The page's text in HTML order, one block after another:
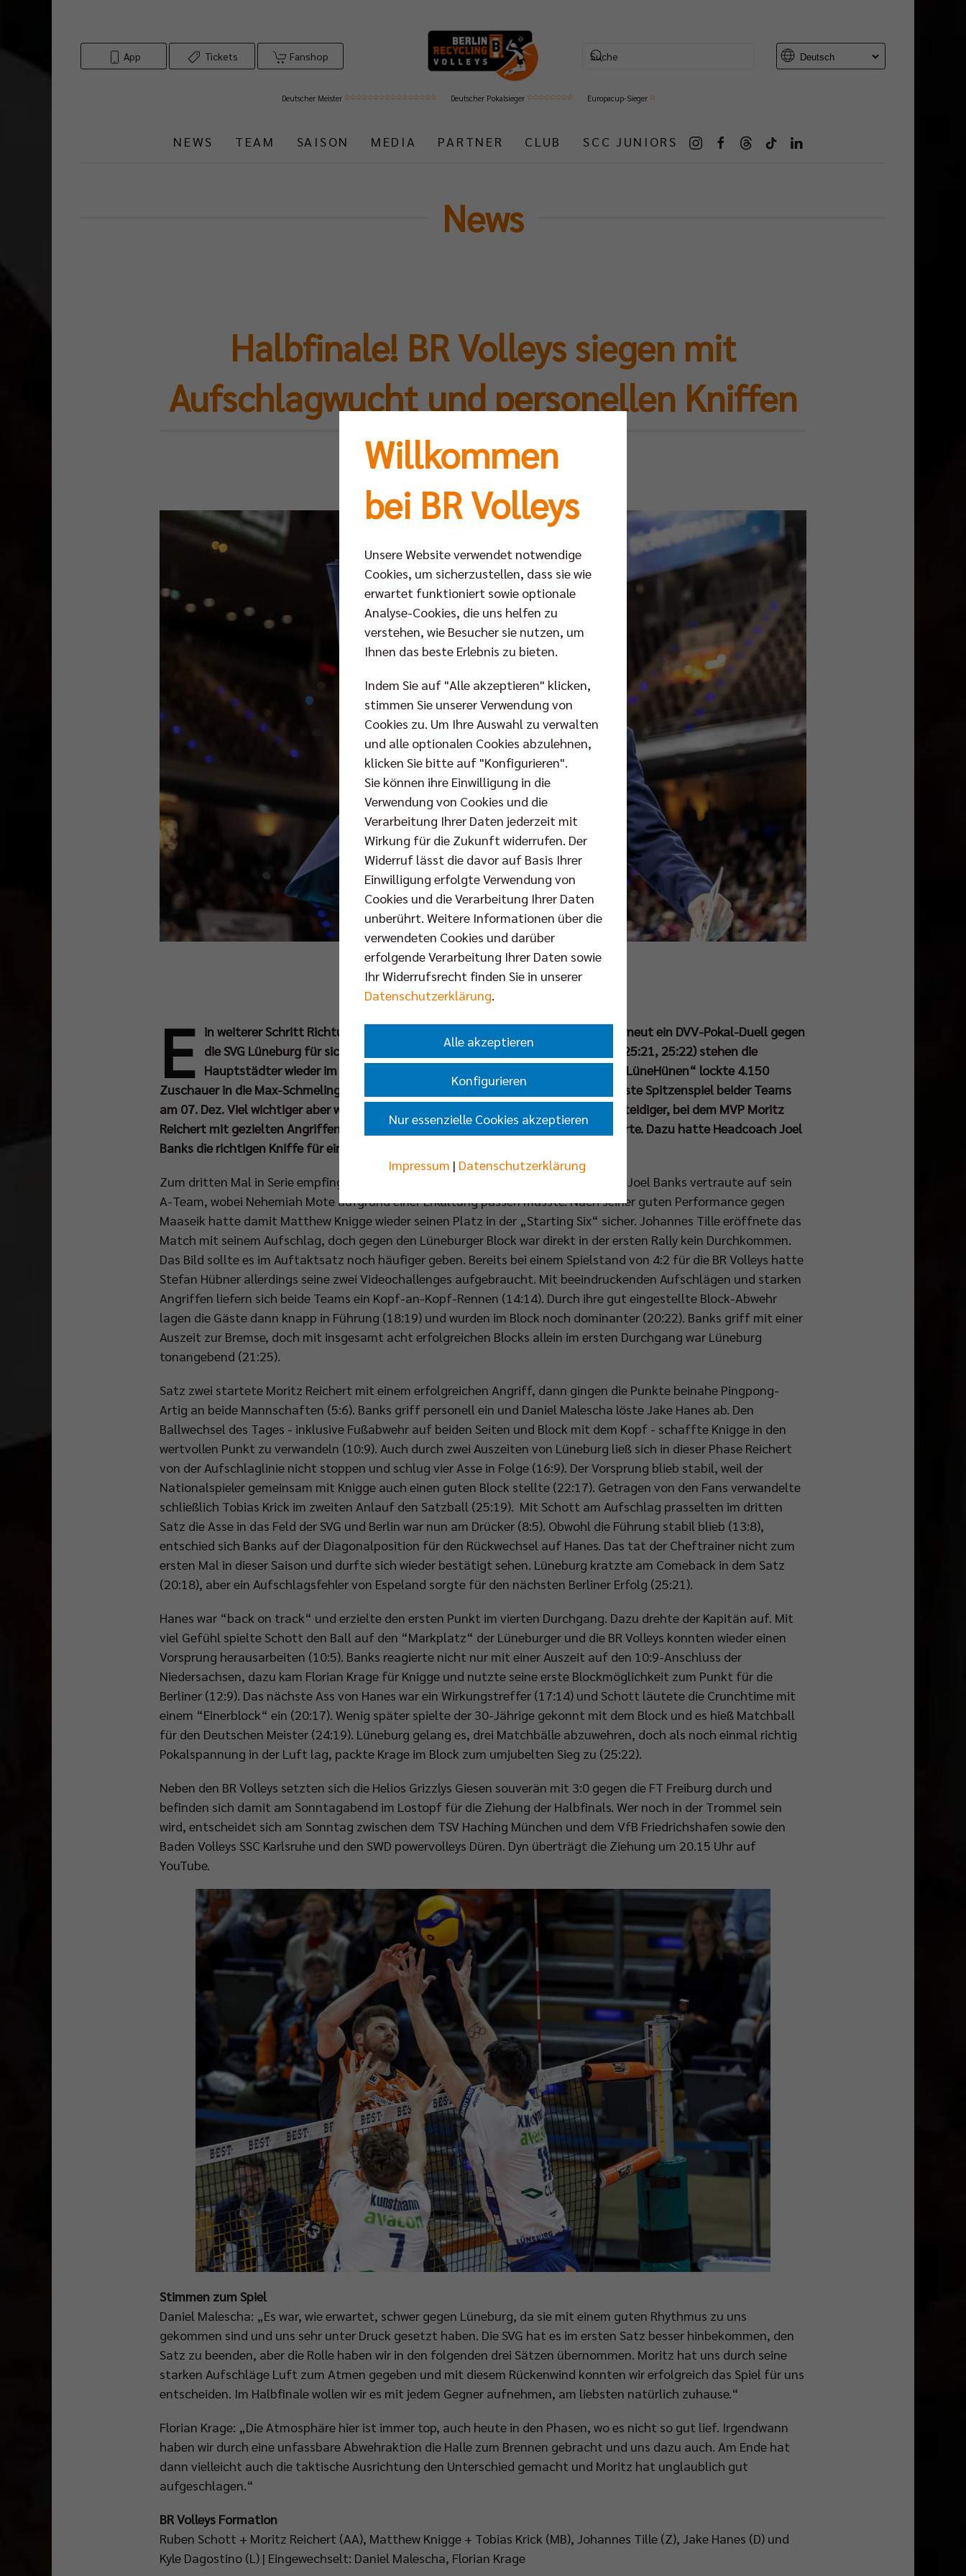
App Tickets Fanshop
Deutscher Meister Deutscher Pokalsieger Europacup-Sieger
NEWS TEAM SAISON MEDIA PARTNER CLUB SCC JUNIORS
News
Halbfinale! BR Volleys siegen mit
Aufschlagwucht und personellen Kniffen
Sa 23.11.2024
Foto: Andreas Gora
E in weiterer Schritt Richtung Mannheim: Die Berlin Recycling Volleys haben erneut ein DVV-Pokal-Duell gegen
die SVG Lüneburg für sich entschieden. Durch den 3:1-Erfolg (21:25, 25:19, 25:21, 25:22) stehen die
Hauptstädter wieder im Halbfinale. Der intensive Schlagabtausch mit den „LüneHünen“ lockte 4.150
Zuschauer in die Max-Schmeling-Halle und bereitete direkt Vorfreude auf das nächste Spitzenspiel beider Teams
am 07. Dez. Viel wichtiger aber war der Einzug in die nächste Runde für den Titelverteidiger, bei dem MVP Moritz
Reichert mit gezielten Angriffen sowie starken Aufschläge eine Topleistung ablieferte. Dazu hatte Headcoach Joel
Banks die richtigen Kniffe für einen kniffligen Pokalabend in der Tasche.
Zum dritten Mal in Serie empfingen die BR Volleys die SVG Lüneburg zum Pokalspiel. Joel Banks vertraute auf sein
A-Team, wobei Nehemiah Mote aufgrund einer Erkältung passen musste. Nach seiner guten Performance gegen
Maaseik hatte damit Matthew Knigge wieder seinen Platz in der „Starting Six“ sicher. Johannes Tille eröffnete das
Match mit seinem Aufschlag, doch gegen den Lüneburger Block war direkt in der ersten Rally kein Durchkommen.
Das Bild sollte es im Auftaktsatz noch häufiger geben. Bereits bei einem Spielstand von 4:2 für die BR Volleys hatte
Stefan Hübner allerdings seine zwei Videochallenges aufgebraucht. Mit beeindruckenden Aufschlägen und starken
Angriffen liefern sich beide Teams ein Kopf-an-Kopf-Rennen (14:14). Durch ihre gut eingestellte Block-Abwehr
lagen die Gäste dann knapp in Führung (18:19) und wurden im Block noch dominanter (20:22). Banks griff mit einer
Auszeit zur Bremse, doch mit insgesamt acht erfolgreichen Blocks allein im ersten Durchgang war Lüneburg
tonangebend (21:25).
Satz zwei startete Moritz Reichert mit einem erfolgreichen Angriff, dann gingen die Punkte beinahe Pingpong-
Artig an beide Mannschaften (5:6). Banks griff personell ein und Daniel Malescha löste Jake Hanes ab. Den
Ballwechsel des Tages - inklusive Fußabwehr auf beiden Seiten und Block mit dem Kopf - schaffte Knigge in den
wertvollen Punkt zu verwandeln (10:9). Auch durch zwei Auszeiten von Lüneburg ließ sich in dieser Phase Reichert
von der Aufschlaglinie nicht stoppen und schlug vier Asse in Folge (16:9). Der Vorsprung blieb stabil, weil der
Nationalspieler gemeinsam mit Knigge auch einen guten Block stellte (22:17). Getragen von den Fans verwandelte
schließlich Tobias Krick im zweiten Anlauf den Satzball (25:19). Mit Schott am Aufschlag prasselten im dritten
Satz die Asse in das Feld der SVG und Berlin war nun am Drücker (8:5). Obwohl die Führung stabil blieb (13:8),
entschied sich Banks auf der Diagonalposition für den Rückwechsel auf Hanes. Das tat der Cheftrainer nicht zum
ersten Mal in dieser Saison und durfte sich wieder bestätigt sehen. Lüneburg kratzte am Comeback in dem Satz
(20:18), aber ein Aufschlagsfehler von Espeland sorgte für den nächsten Berliner Erfolg (25:21).
Hanes war “back on track“ und erzielte den ersten Punkt im vierten Durchgang. Dazu drehte der Kapitän auf. Mit
viel Gefühl spielte Schott den Ball auf den “Markplatz“ der Lüneburger und die BR Volleys konnten wieder einen
Vorsprung herausarbeiten (10:5). Banks reagierte nicht nur mit einer Auszeit auf den 10:9-Anschluss der
Niedersachsen, dazu kam Florian Krage für Knigge und nutzte seine erste Blockmöglichkeit zum Punkt für die
Berliner (12:9). Das nächste Ass von Hanes war ein Wirkungstreffer (17:14) und Schott läutete die Crunchtime mit
einem “Einerblock“ ein (20:17). Wenig später spielte der 30-Jährige gekonnt mit dem Block und es hieß Matchball
für den Deutschen Meister (24:19). Lüneburg gelang es, drei Matchbälle abzuwehren, doch als noch einmal richtig
Pokalspannung in der Luft lag, packte Krage im Block zum umjubelten Sieg zu (25:22).
Neben den BR Volleys setzten sich die Helios Grizzlys Giesen souverän mit 3:0 gegen die FT Freiburg durch und
befinden sich damit am Sonntagabend im Lostopf für die Ziehung der Halbfinals. Wer noch in der Trommel sein
wird, entscheidet sich am Sonntag zwischen dem TSV Haching München und dem VfB Friedrichshafen sowie den
Baden Volleys SSC Karlsruhe und den SWD powervolleys Düren. Dyn überträgt die Ziehung um 20.15 Uhr auf
YouTube.
Stimmen zum Spiel
Daniel Malescha: „Es war, wie erwartet, schwer gegen Lüneburg, da sie mit einem guten Rhythmus zu uns
gekommen sind und uns sehr unter Druck gesetzt haben. Die SVG hat es im ersten Satz besser hinbekommen, den
Satz zu beenden, aber die Rolle haben wir in den folgenden drei Sätzen übernommen. Moritz hat uns durch seine
starken Aufschläge Luft zum Atmen gegeben und mit diesem Rückenwind konnten wir erfolgreich das Spiel für uns
entscheiden. Im Halbfinale wollen wir es mit jedem Gegner aufnehmen, am liebsten natürlich zuhause.“
Florian Krage: „Die Atmosphäre hier ist immer top, auch heute in den Phasen, wo es nicht so gut lief. Irgendwann
haben wir durch eine unfassbare Abwehraktion die Halle zum Brennen gebracht und uns dazu auch. Am Ende hat
dann vielleicht auch die taktische Ausrichtung den Unterschied gemacht und Moritz hat unglaublich gut
aufgeschlagen.“
BR Volleys Formation
Ruben Schott + Moritz Reichert (AA), Matthew Knigge + Tobias Krick (MB), Johannes Tille (Z), Jake Hanes (D) und
Kyle Dagostino (L) | Eingewechselt: Daniel Malescha, Florian Krage
Willkommen
bei BR Volleys
Unsere Website verwendet notwendige
Cookies, um sicherzustellen, dass sie wie
erwartet funktioniert sowie optionale
Analyse-Cookies, die uns helfen zu
verstehen, wie Besucher sie nutzen, um
Ihnen das beste Erlebnis zu bieten.
Indem Sie auf "Alle akzeptieren" klicken,
stimmen Sie unserer Verwendung von
Cookies zu. Um Ihre Auswahl zu verwalten
und alle optionalen Cookies abzulehnen,
klicken Sie bitte auf "Konfigurieren".
Sie können ihre Einwilligung in die
Verwendung von Cookies und die
Verarbeitung Ihrer Daten jederzeit mit
Wirkung für die Zukunft widerrufen. Der
Widerruf lässt die davor auf Basis Ihrer
Einwilligung erfolgte Verwendung von
Cookies und die Verarbeitung Ihrer Daten
unberührt. Weitere Informationen über die
verwendeten Cookies und darüber
erfolgende Verarbeitung Ihrer Daten sowie
Ihr Widerrufsrecht finden Sie in unserer
Datenschutzerklärung.
Alle akzeptieren
Konfigurieren
Nur essenzielle Cookies akzeptieren
Impressum | Datenschutzerklärung